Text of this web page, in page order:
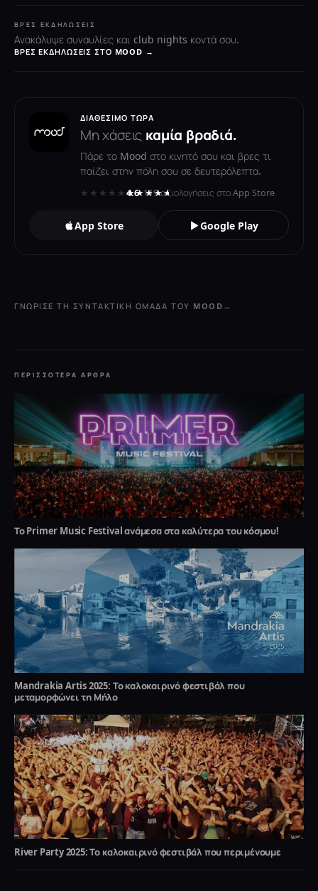
ΒΡΕΣ ΕΚΔΗΛΏΣΕΙΣ
Ανακάλυψε συναυλίες και club nights κοντά σου.
ΒΡΕΣ ΕΚΔΗΛΏΣΕΙΣ ΣΤΟ MOOD →
ΔΙΑΘΈΣΙΜΟ ΤΏΡΑ
Μη χάσεις καμία βραδιά.
Πάρε το Mood στο κινητό σου και βρες τι
παίζει στην πόλη σου σε δευτερόλεπτα.
★★★★★★★★★★
4.6· 119 αξιολογήσεις στο App Store
App Store Google Play
ΓΝΏΡΙΣΕ ΤΗ ΣΥΝΤΑΚΤΙΚΉ ΟΜΆΔΑ ΤΟΥ MOOD →
ΠΕΡΙΣΣΌΤΕΡΑ ΆΡΘΡΑ
Το Primer Music Festival ανάμεσα στα καλύτερα του κόσμου!
Mandrakia Artis 2025: Το καλοκαιρινό φεστιβάλ που
μεταμορφώνει τη Μήλο
River Party 2025: Το καλοκαιρινό φεστιβάλ που περιμένουμε